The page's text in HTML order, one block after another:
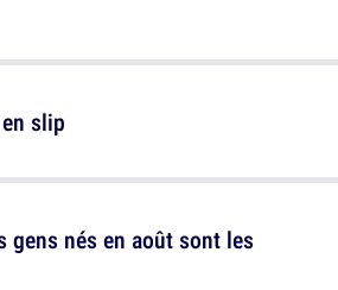
gens nés en août sont les
slip